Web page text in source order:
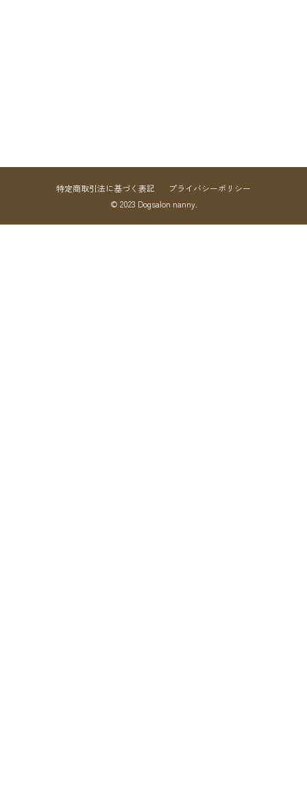
特定商取引法に基づく表記
プライバシーポリシー
© 2023 Dogsalon nanny.